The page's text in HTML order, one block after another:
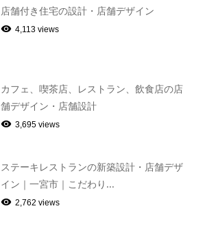
店舗付き住宅の設計・店舗デザイン
4,113 views
カフェ、喫茶店、レストラン、飲食店の店
舗デザイン・店舗設計
3,695 views
ステーキレストランの新築設計・店舗デザ
イン｜一宮市｜こだわり...
2,762 views